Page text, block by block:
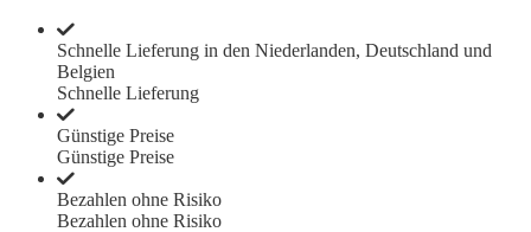
Schnelle Lieferung in den Niederlanden, Deutschland und
Belgien
Schnelle Lieferung
Günstige Preise
Günstige Preise
Bezahlen ohne Risiko
Bezahlen ohne Risiko